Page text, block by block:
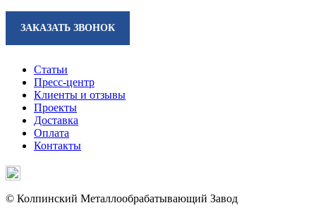
ЗАКАЗАТЬ ЗВОНОК
Статьи
Пресс-центр
Клиенты и отзывы
Проекты
Доставка
Оплата
Контакты
© Колпинский Металлообрабатывающий Завод